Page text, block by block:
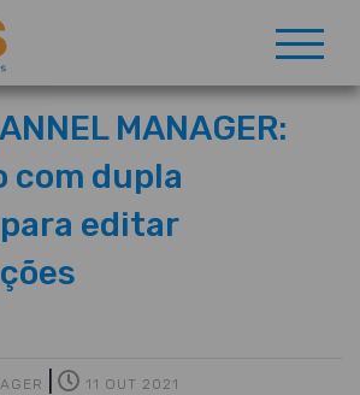
MANAGER:
com dupla
editar
11 OUT 2021